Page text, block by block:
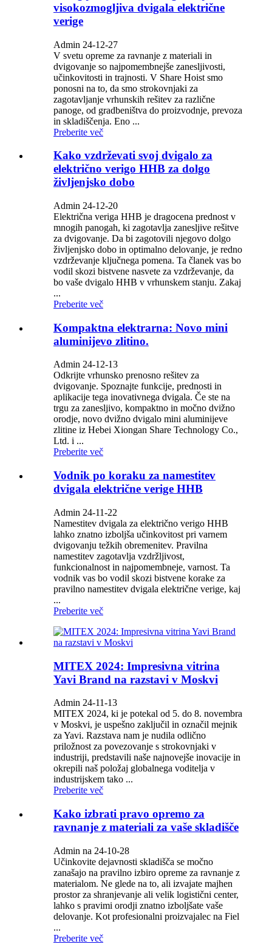
visokozmogljiva dvigala električne
verige
Admin 24-12-27
V svetu opreme za ravnanje z materiali in
dvigovanje so najpomembnejše zanesljivosti,
učinkovitosti in trajnosti. V Share Hoist smo
ponosni na to, da smo strokovnjaki za
zagotavljanje vrhunskih rešitev za različne
panoge, od gradbeništva do proizvodnje, prevoza
in skladiščenja. Eno ...
Preberite več
Kako vzdrževati svoj dvigalo za
električno verigo HHB za dolgo
življenjsko dobo
Admin 24-12-20
Električna veriga HHB je dragocena prednost v
mnogih panogah, ki zagotavlja zanesljive rešitve
za dvigovanje. Da bi zagotovili njegovo dolgo
življenjsko dobo in optimalno delovanje, je redno
vzdrževanje ključnega pomena. Ta članek vas bo
vodil skozi bistvene nasvete za vzdrževanje, da
bo vaše dvigalo HHB v vrhunskem stanju. Zakaj
...
Preberite več
Kompaktna elektrarna: Novo mini
aluminijevo zlitino.
Admin 24-12-13
Odkrijte vrhunsko prenosno rešitev za
dvigovanje. Spoznajte funkcije, prednosti in
aplikacije tega inovativnega dvigala. Če ste na
trgu za zanesljivo, kompaktno in močno dvižno
orodje, novo dvižno dvigalo mini aluminijeve
zlitine iz Hebei Xiongan Share Technology Co.,
Ltd. i ...
Preberite več
Vodnik po koraku za namestitev
dvigala električne verige HHB
Admin 24-11-22
Namestitev dvigala za električno verigo HHB
lahko znatno izboljša učinkovitost pri varnem
dvigovanju težkih obremenitev. Pravilna
namestitev zagotavlja vzdržljivost,
funkcionalnost in najpomembneje, varnost. Ta
vodnik vas bo vodil skozi bistvene korake za
pravilno namestitev dvigala električne verige, kaj
...
Preberite več
MITEX 2024: Impresivna vitrina
Yavi Brand na razstavi v Moskvi
Admin 24-11-13
MITEX 2024, ki je potekal od 5. do 8. novembra
v Moskvi, je uspešno zaključil in označil mejnik
za Yavi. Razstava nam je nudila odlično
priložnost za povezovanje s strokovnjaki v
industriji, predstavili naše najnovejše inovacije in
okrepili naš položaj globalnega voditelja v
industrijskem tako ...
Preberite več
Kako izbrati pravo opremo za
ravnanje z materiali za vaše skladišče
Admin na 24-10-28
Učinkovite dejavnosti skladišča se močno
zanašajo na pravilno izbiro opreme za ravnanje z
materialom. Ne glede na to, ali izvajate majhen
prostor za shranjevanje ali velik logistični center,
lahko s pravimi orodji znatno izboljšate vaše
delovanje. Kot profesionalni proizvajalec na Fiel
...
Preberite več